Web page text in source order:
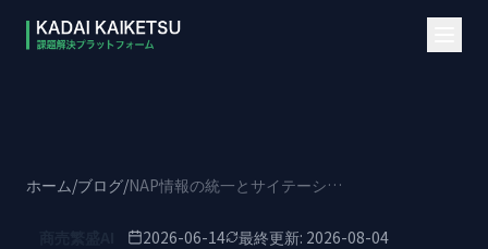
ホーム/ブログ/ NAP情報の統一とサイテーション｜地域信頼を積む実務手順
2026-06-14 最終更新: 2026-08-04